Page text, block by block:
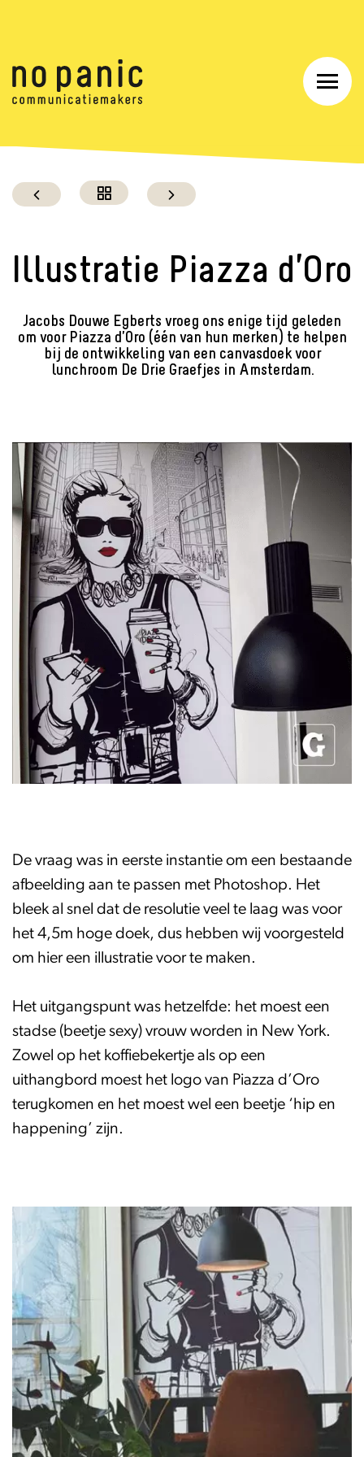
Illustratie Piazza d’Oro
Jacobs Douwe Egberts vroeg ons enige tijd geleden
om voor Piazza d’Oro (één van hun merken) te helpen
bij de ontwikkeling van een canvasdoek voor
lunchroom De Drie Graefjes in Amsterdam.
De vraag was in eerste instantie om een bestaande
afbeelding aan te passen met Photoshop. Het
bleek al snel dat de resolutie veel te laag was voor
het 4,5m hoge doek, dus hebben wij voorgesteld
om hier een illustratie voor te maken.
Het uitgangspunt was hetzelfde: het moest een
stadse (beetje sexy) vrouw worden in New York.
Zowel op het koffiebekertje als op een
uithangbord moest het logo van Piazza d’Oro
terugkomen en het moest wel een beetje ‘hip en
happening’ zijn.